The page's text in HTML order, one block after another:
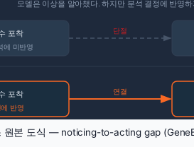
모델은 이상을 알아챘다. 하지만 분석 결정에 반영하
포착
에 미반영
단절
포착
반영
연결
본 도식 — noticing-to-acting gap